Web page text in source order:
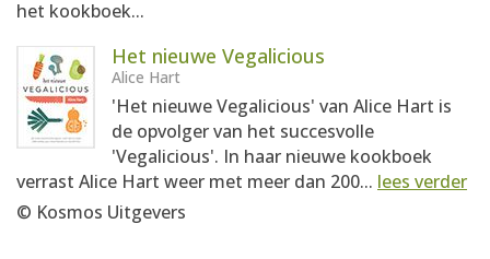
het kookboek...
Het nieuwe Vegalicious
Alice Hart
'Het nieuwe Vegalicious' van Alice Hart is
de opvolger van het succesvolle
'Vegalicious'. In haar nieuwe kookboek
verrast Alice Hart weer met meer dan 200... lees verder
© Kosmos Uitgevers